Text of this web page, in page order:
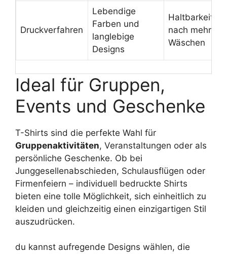
Druckverfahren
Lebendige
Farben und
langlebige
Designs
Haltbarkeit
nach
Wäschen
Ideal für Gruppen,
Events und Geschenke
T-Shirts sind die perfekte Wahl für
Gruppenaktivitäten, Veranstaltungen oder als
persönliche Geschenke. Ob bei
Junggesellenabschieden, Schulausflügen oder
Firmenfeiern – individuell bedruckte Shirts
bieten eine tolle Möglichkeit, sich einheitlich zu
kleiden und gleichzeitig einen einzigartigen Stil
auszudrücken.
du kannst aufregende Designs wählen, die